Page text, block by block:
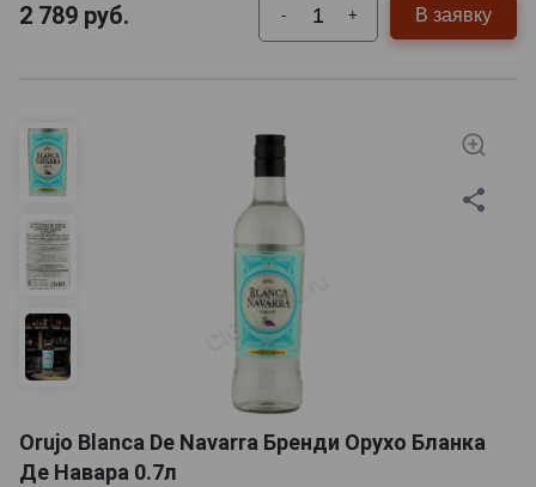
2 789 руб. - + В заявку
Orujo Blanca De Navarra Бренди Орухо Бланка
Де Навара 0.7л